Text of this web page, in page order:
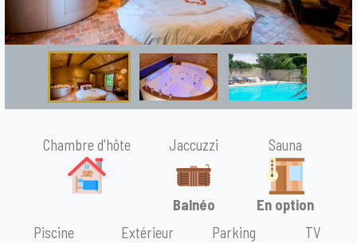
Chambre d'hôte Jaccuzzi
Balnéo
Sauna
En option
Piscine
Extérieur Parking TV